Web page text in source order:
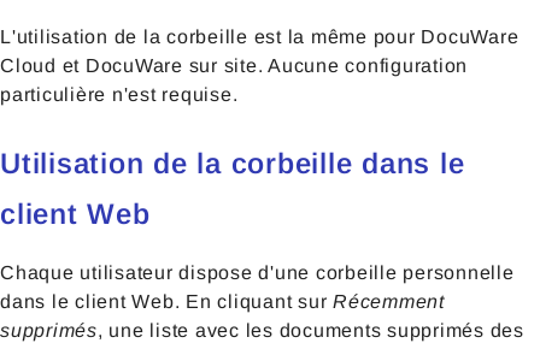
L'utilisation de la corbeille est la même pour DocuWare
Cloud et DocuWare sur site. Aucune configuration
particulière n'est requise.
Utilisation de la corbeille dans le
client Web
Chaque utilisateur dispose d'une corbeille personnelle
dans le client Web. En cliquant sur Récemment
supprimés, une liste avec les documents supprimés des